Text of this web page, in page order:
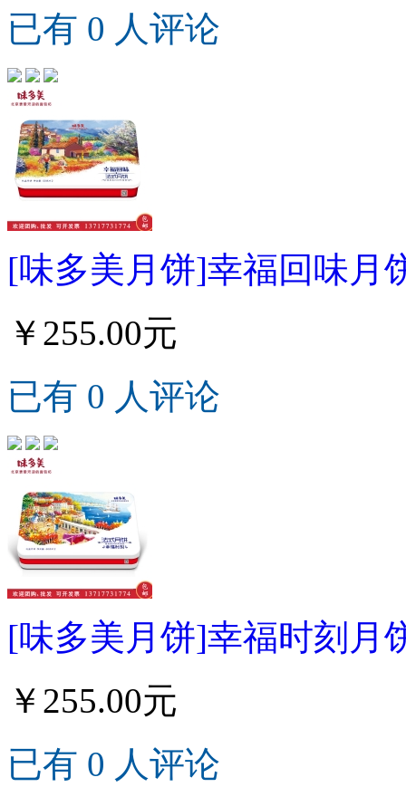
已有 0 人评论
[味多美月饼]幸福回味月
￥255.00元
已有 0 人评论
[味多美月饼]幸福时刻月
￥255.00元
已有 0 人评论